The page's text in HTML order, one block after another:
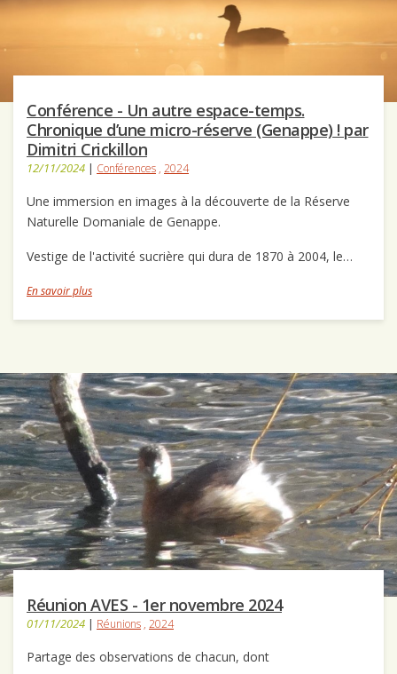
Conférence - Un autre espace-temps.
Chronique d’une micro-réserve (Genappe) ! par
Dimitri Crickillon
12/11/2024 | Conférences , 2024
Une immersion en images à la découverte de la Réserve
Naturelle Domaniale de Genappe.
Vestige de l'activité sucrière qui dura de 1870 à 2004, le…
En savoir plus
Réunion AVES - 1er novembre 2024
01/11/2024 | Réunions , 2024
Partage des observations de chacun, dont